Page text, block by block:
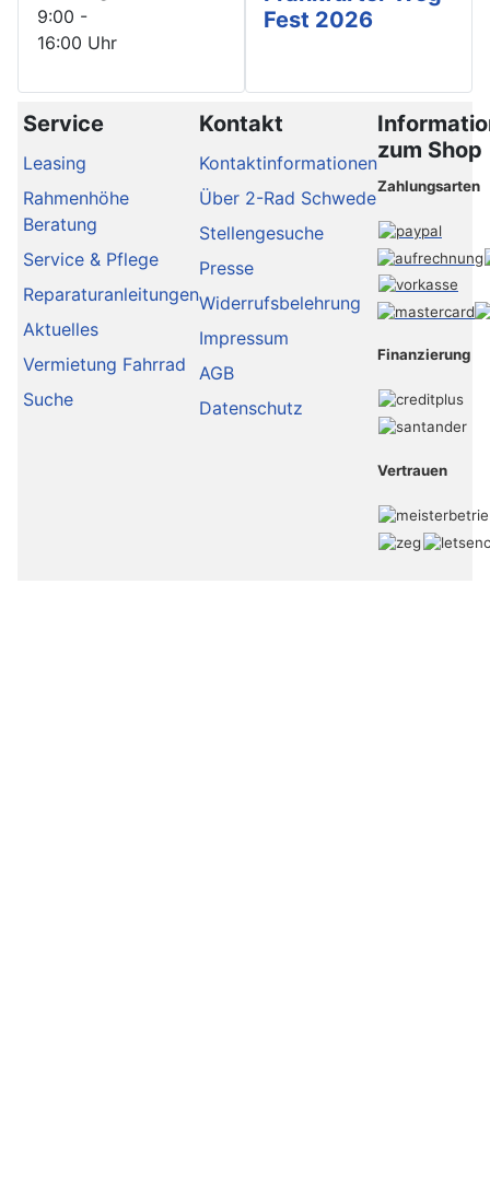
9:00 -
16:00 Uhr
Fest 2026
Service
Leasing
Rahmenhöhe
Beratung
Service & Pflege
Reparaturanleitungen
Aktuelles
Vermietung Fahrrad
Suche
Kontakt
Kontaktinformationen
Über 2-Rad Schwede
Stellengesuche
Presse
Widerrufsbelehrung
Impressum
AGB
Datenschutz
zum Shop
Zahlungsarten
Finanzierung
Vertrauen